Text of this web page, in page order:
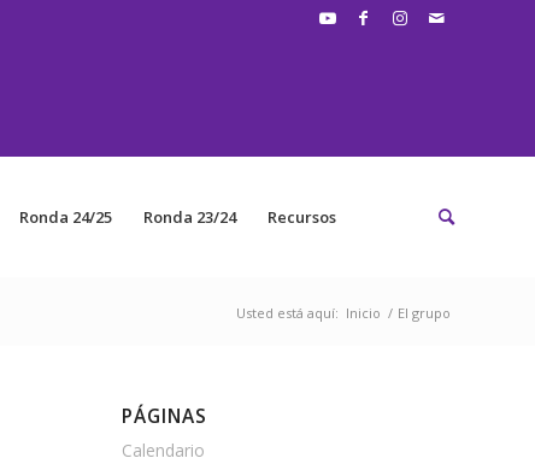
Ronda 24/25 Ronda 23/24 Recursos
Usted está aquí: Inicio / El grupo
PÁGINAS
Calendario